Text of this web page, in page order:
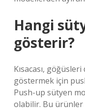
Hangi
gösterir?
Kısacası,
göstermek için
Push-up sütyen
olabilir. Bu ürünler